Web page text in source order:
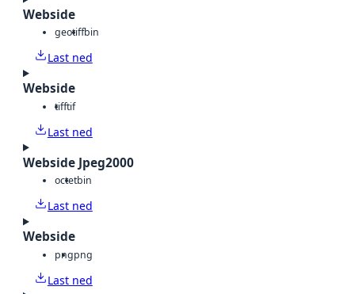
Webside
geotiffbin
Last ned
Webside
tifftif
Last ned
Webside Jpeg2000
octetbin
Last ned
Webside
pngpng
Last ned